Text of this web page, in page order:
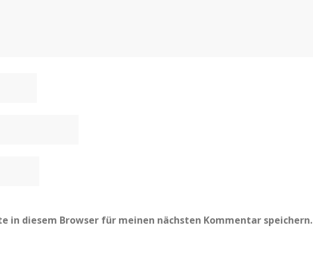
in diesem Browser für meinen nächsten Kommentar speichern.